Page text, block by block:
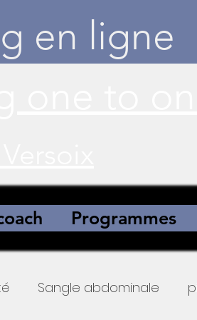
en ligne
Programmes
Sangle abdominale